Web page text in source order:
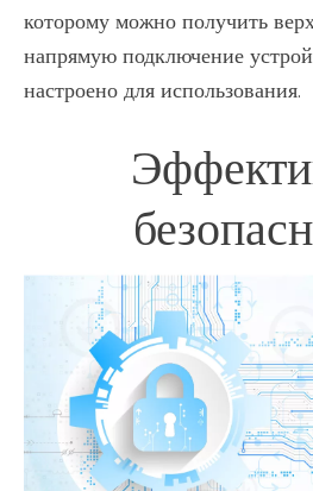
которому можно получить
напрямую подключение
настроено для использования.